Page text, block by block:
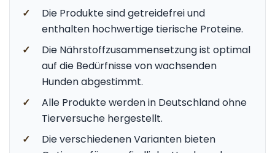
✓
Die Produkte sind getreidefrei und
enthalten hochwertige tierische Proteine.
✓
Die Nährstoffzusammensetzung ist optimal
auf die Bedürfnisse von wachsenden
Hunden abgestimmt.
✓
Alle Produkte werden in Deutschland ohne
Tierversuche hergestellt.
✓
Die verschiedenen Varianten bieten